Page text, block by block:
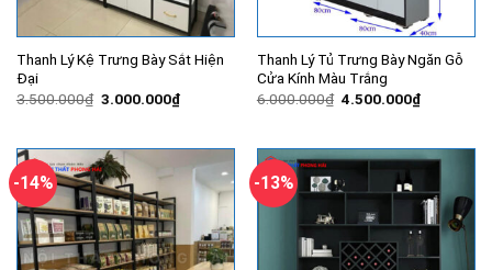
Thanh Lý Kệ Trưng Bày Sắt Hiện
Đại
3.500.000₫ Giá
3.000.000₫Giá
hiện
3.000.000₫.
Thanh Lý Tủ Trưng Bày Ngăn Gỗ
Cửa Kính Màu Trắng
6.000.000₫ Giá
4.500.000₫Giá
hiện
-14% -13%